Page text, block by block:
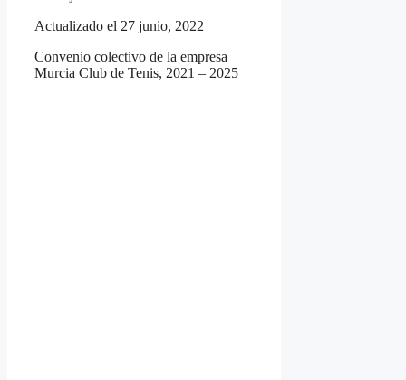
Actualizado el 27 junio, 2022
Convenio colectivo de la empresa
Murcia Club de Tenis, 2021 – 2025